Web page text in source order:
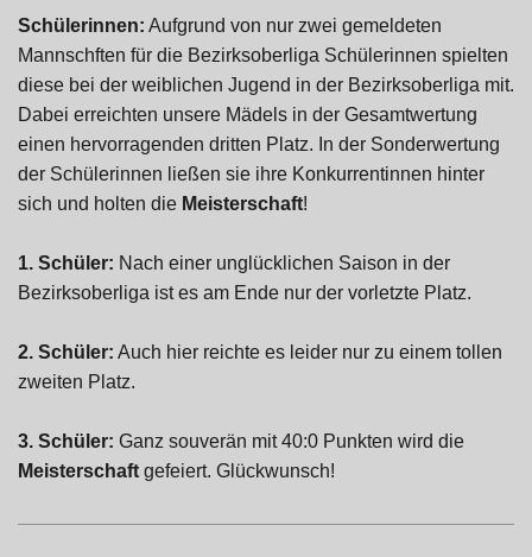
Schülerinnen: Aufgrund von nur zwei gemeldeten
Mannschften für die Bezirksoberliga Schülerinnen spielten
diese bei der weiblichen Jugend in der Bezirksoberliga mit.
Dabei erreichten unsere Mädels in der Gesamtwertung
einen hervorragenden dritten Platz. In der Sonderwertung
der Schülerinnen ließen sie ihre Konkurrentinnen hinter
sich und holten die Meisterschaft!
1. Schüler: Nach einer unglücklichen Saison in der
Bezirksoberliga ist es am Ende nur der vorletzte Platz.
2. Schüler: Auch hier reichte es leider nur zu einem tollen
zweiten Platz.
3. Schüler: Ganz souverän mit 40:0 Punkten wird die
Meisterschaft gefeiert. Glückwunsch!